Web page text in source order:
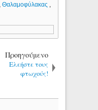
,Θαλαμοφύλακας
Προηγούμενο
Ελεήστε τους
φτωχούς!